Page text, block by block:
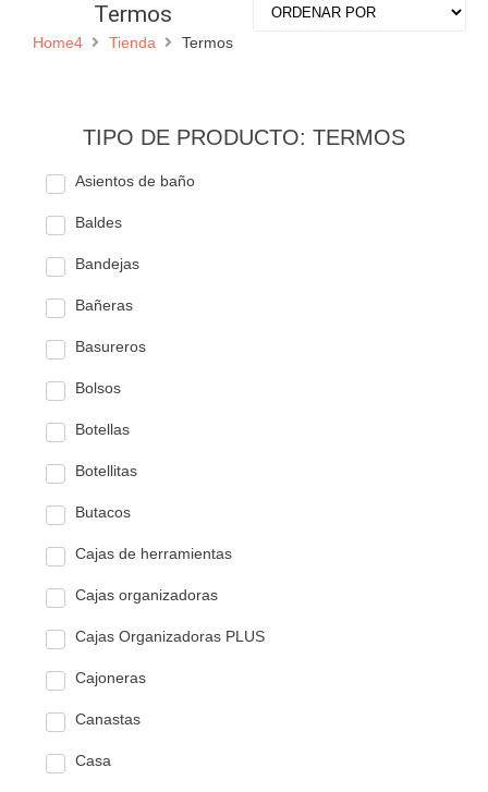
Termos
Home4 Tienda Termos
TIPO DE PRODUCTO: TERMOS
Asientos de baño
Baldes
Bandejas
Bañeras
Basureros
Bolsos
Botellas
Botellitas
Butacos
Cajas de herramientas
Cajas organizadoras
Cajas Organizadoras PLUS
Cajoneras
Canastas
Casa